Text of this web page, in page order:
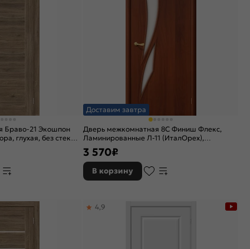
Браво-21 Экошпон
глухая, без стекла,
Доставим завтра
Дверь межкомнатная 8С Финиш Флекс,
Ламинированные Л-11 (ИталОрех),
остекленная, сатинат белый, каркасно-
щитовая
3 570₽
В корзину
4,9